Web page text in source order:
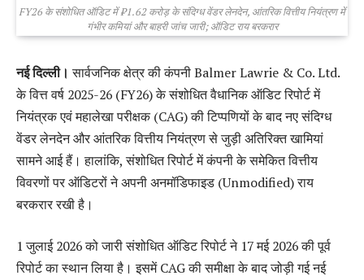
FY26 के संशोधित ऑडिट में ₹1.62 करोड़ के संदिग्ध वेंडर लेनदेन, आंतरिक वित्तीय नियंत्रण में
गंभीर कमियां और बाहरी जांच जारी; ऑडिट राय बरकरार
नई दिल्ली। सार्वजनिक क्षेत्र की कंपनी Balmer Lawrie & Co. Ltd.
के वित्त वर्ष 2025-26 (FY26) के संशोधित वैधानिक ऑडिट रिपोर्ट में
नियंत्रक एवं महालेखा परीक्षक (CAG) की टिप्पणियों के बाद नए संदिग्ध
वेंडर लेनदेन और आंतरिक वित्तीय नियंत्रण से जुड़ी अतिरिक्त खामियां
सामने आई हैं। हालांकि, संशोधित रिपोर्ट में कंपनी के समेकित वित्तीय
विवरणों पर ऑडिटरों ने अपनी अनमॉडिफाइड (Unmodified) राय
बरकरार रखी है।
1 जुलाई 2026 को जारी संशोधित ऑडिट रिपोर्ट ने 17 मई 2026 की पूर्व
रिपोर्ट का स्थान लिया है। इसमें CAG की समीक्षा के बाद जोड़ी गई नई